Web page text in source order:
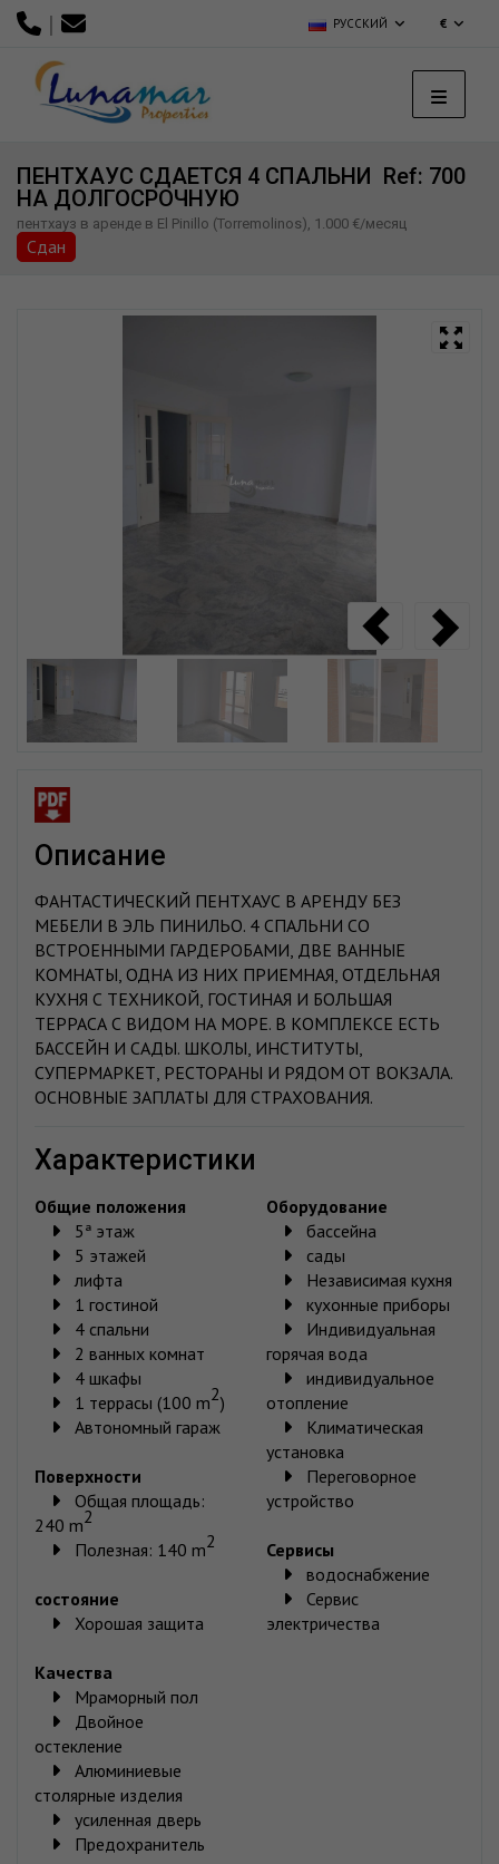
| РУССКИЙ €
Ref: 700
ПЕНТХАУС СДАЕТСЯ 4 СПАЛЬНИ
НА ДОЛГОСРОЧНУЮ
пентхауз в аренде в El Pinillo (Torremolinos), 1.000 €/месяц
Сдан
описание
ФАНТАСТИЧЕСКИЙ ПЕНТХАУС В АРЕНДУ БЕЗ
МЕБЕЛИ В ЭЛЬ ПИНИЛЬО. 4 СПАЛЬНИ СО
ВСТРОЕННЫМИ ГАРДЕРОБАМИ, ДВЕ ВАННЫЕ
КОМНАТЫ, ОДНА ИЗ НИХ ПРИЕМНАЯ, ОТДЕЛЬНАЯ
КУХНЯ С ТЕХНИКОЙ, ГОСТИНАЯ И БОЛЬШАЯ
ТЕРРАСА С ВИДОМ НА МОРЕ. В КОМПЛЕКСЕ ЕСТЬ
БАССЕЙН И САДЫ. ШКОЛЫ, ИНСТИТУТЫ,
СУПЕРМАРКЕТ, РЕСТОРАНЫ И РЯДОМ ОТ ВОКЗАЛА.
ОСНОВНЫЕ ЗАПЛАТЫ ДЛЯ СТРАХОВАНИЯ.
характеристики
Общие положения
5ª этаж
5 этажей
лифта
1 гостиной
4 спальни
2 ванных комнат
4 шкафы
1 террасы (100 m2)
Автономный гараж
Поверхности
Общая площадь:
240 m2
Полезная: 140 m2
состояние
Хорошая защита
Oборудование
бассейна
сады
Независимая кухня
кухонные приборы
Индивидуальная
горячая вода
индивидуальное
отопление
Климатическая
установка
Переговорное
устройство
Сервисы
водоснабжение
Сервис
электричества
Качества
Мраморный пол
Двойное
остекление
Алюминиевые
столярные изделия
усиленная дверь
Предохранитель